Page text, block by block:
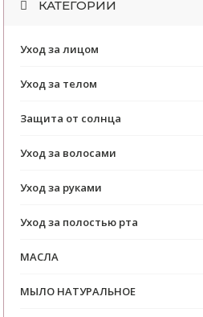
КАТЕГОРИИ
Уход за лицом
Уход за телом
Защита от солнца
Уход за волосами
Уход за руками
Уход за полостью рта
МАСЛА
МЫЛО НАТУРАЛЬНОЕ